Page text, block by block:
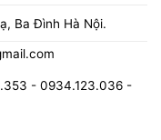
Ba Đình Hà Nội.
- 0934.123.036 -